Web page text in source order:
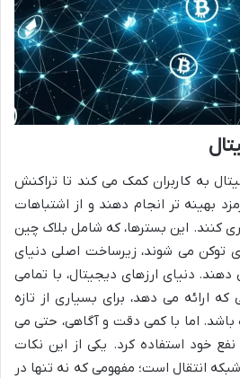
به کاربران کمک می کند تا تراکنش
بهینه تر انجام دهند و از اشتباهات
کنند. این بسترها، که شامل بلاک چین
توکن می شوند، زیرساخت اصلی دنیای
دنیای ارزهای دیجیتال، با تمامی
ارائه می دهد، برای بسیاری از تازه
باشد. اما با کمی دقت و آگاهی، حتی می
خود استفاده کرد. یکی از این نکات
انتقال است؛ مفهومی که نه تنها در